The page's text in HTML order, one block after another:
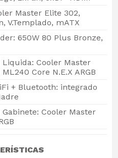
Master Elite 302,
V.Templado, mATX
650W 80 Plus Bronze,
Liquida: Cooler Master
Core N.E.X ARGB
+ Bluetooth: integrado
Cooler Master